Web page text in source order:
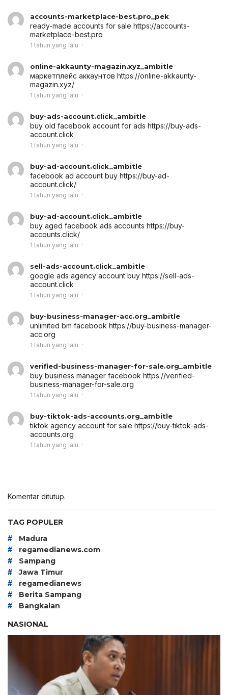
accounts-marketplace-best.pro_pek
ready-made accounts for sale https://accounts-
marketplace-best.pro
1 tahun yang lalu
online-akkaunty-magazin.xyz_ambitle
маркетплейс аккаунтов https://online-akkaunty-
magazin.xyz/
1 tahun yang lalu
buy-ads-account.click_ambitle
buy old facebook account for ads https://buy-ads-
account.click
1 tahun yang lalu
buy-ad-account.click_ambitle
facebook ad account buy https://buy-ad-
account.click/
1 tahun yang lalu
buy-ad-account.click_ambitle
buy aged facebook ads accounts https://buy-
accounts.click/
1 tahun yang lalu
sell-ads-account.click_ambitle
google ads agency account buy https://sell-ads-
account.click
1 tahun yang lalu
buy-business-manager-acc.org_ambitle
unlimited bm facebook https://buy-business-manager-
acc.org
1 tahun yang lalu
verified-business-manager-for-sale.org_ambitle
buy business manager facebook https://verified-
business-manager-for-sale.org
1 tahun yang lalu
buy-tiktok-ads-accounts.org_ambitle
tiktok agency account for sale https://buy-tiktok-ads-
accounts.org
1 tahun yang lalu
Komentar ditutup.
TAG POPULER
# Madura
# regamedianews.com
# Sampang
# Jawa Timur
# regamedianews
# Berita Sampang
#
Bangkalan
NASIONAL